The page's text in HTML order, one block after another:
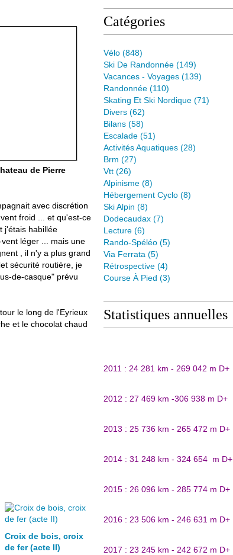
de Pierre
avec discrétion
froid ... et qu'est-ce
j'étais habillée
léger ... mais une
, il n'y a plus grand
sécurité routière, je
de-casque" prévu
le long de l'Eyrieux
et le chocolat chaud
Croix de bois, croix
de fer (acte II)
Catégories
Vélo (848)
Ski De Randonnée (149)
Vacances - Voyages (139)
Randonnée (110)
Skating Et Ski Nordique (71)
Divers (62)
Bilans (58)
Escalade (51)
Activités Aquatiques (28)
Brm (27)
Vtt (26)
Alpinisme (8)
Hébergement Cyclo (8)
Ski Alpin (8)
Dodecaudax (7)
Lecture (6)
Rando-Spéléo (5)
Via Ferrata (5)
Rétrospective (4)
Course À Pied (3)
Statistiques annuelles
2011 : 24 281 km - 269 042 m D+
2012 : 27 469 km -306 938 m D+
2013 : 25 736 km - 265 472 m D+
2014 : 31 248 km - 324 654 m D+
2015 : 26 096 km - 285 774 m D+
2016 : 23 506 km - 246 631 m D+
2017 : 23 245 km - 242 672 m D+